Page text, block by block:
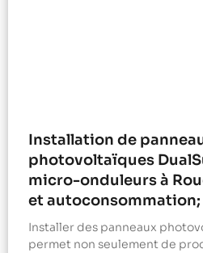
Installation de
photovoltaïques
micro-onduleurs à
et autoconsommation;
Installer des panneaux
permet non seulement de